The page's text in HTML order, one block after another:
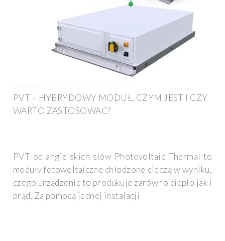
PVT – HYBRYDOWY MODUŁ, CZYM JEST I CZY
WARTO ZASTOSOWAĆ?
PVT od angielskich słów Photovoltaic Thermal to
moduły fotowoltaiczne chłodzone cieczą w wyniku,
czego urządzenie to produkuje zarówno ciepło jak i
prąd. Za pomocą jednej instalacji